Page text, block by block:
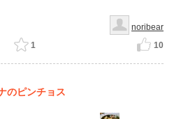
noribear
1 10
のピンチョス